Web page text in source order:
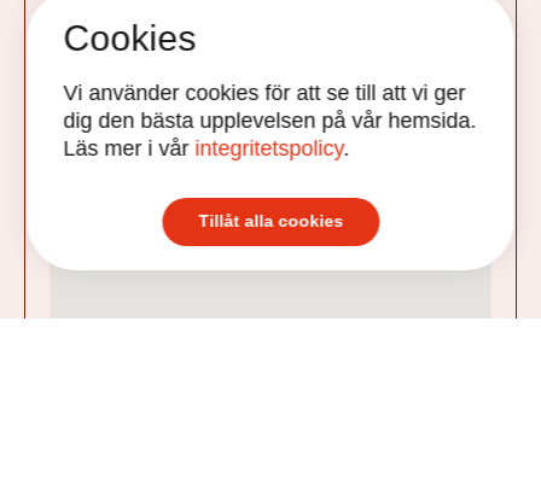
Cookies
Vi använder cookies för att se till att vi ger
dig den bästa upplevelsen på vår hemsida.
Läs mer i vår integritetspolicy.
Tillåt alla cookies